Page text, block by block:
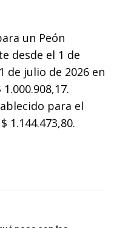
un Peón
desde el 1 de
de julio de 2026 en
para el
1.144.473,80.